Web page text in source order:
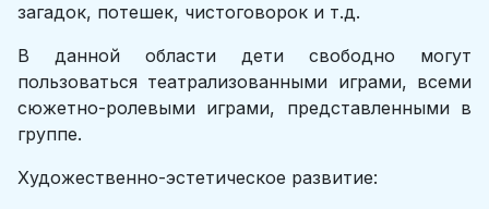
загадок, потешек, чистоговорок и т.д.
В данной области дети свободно могут
пользоваться театрализованными играми, всеми
сюжетно-ролевыми играми, представленными в
группе.
Художественно-эстетическое развитие: